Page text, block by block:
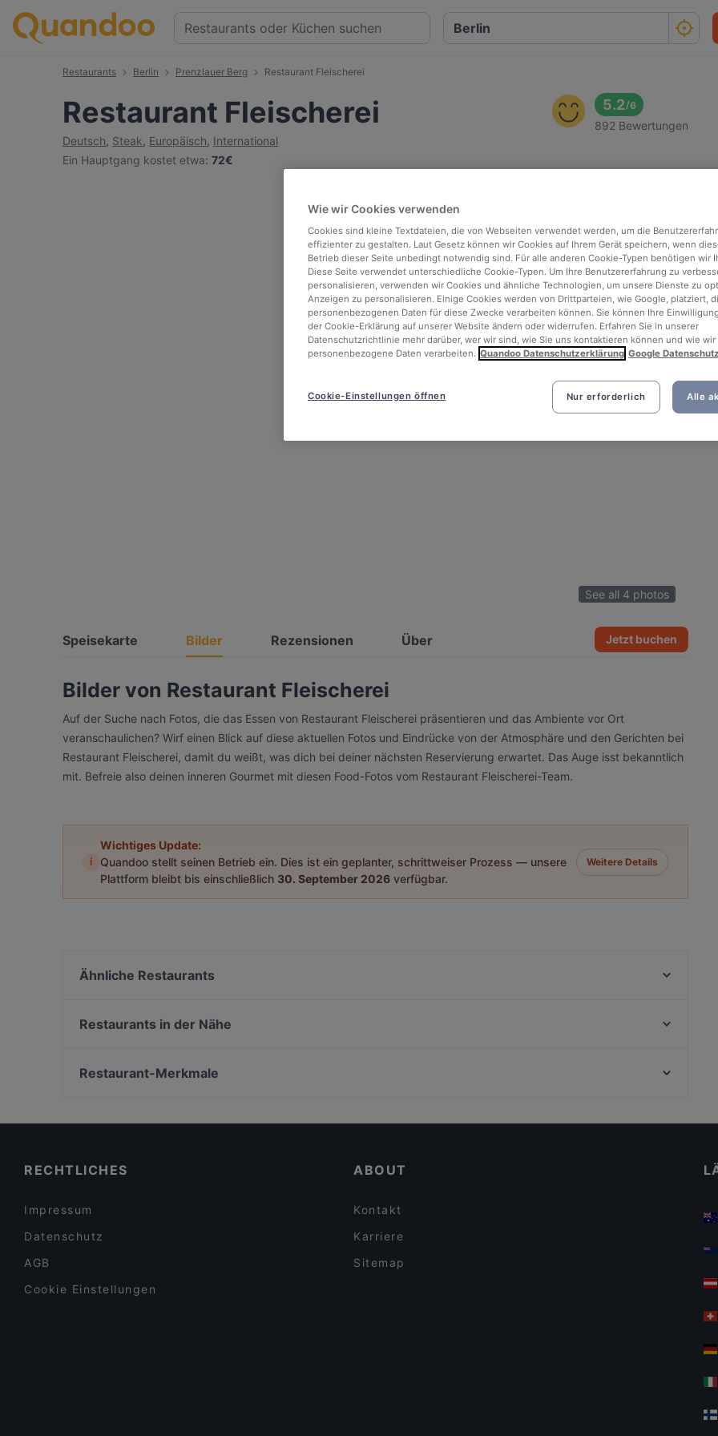
Restaurants Berlin Prenzlauer Berg Restaurant Fleischerei
Restaurant Fleischerei
Deutsch, Steak, Europäisch, International
Ein Hauptgang kostet etwa: 72€
5.2/6
892 Bewertungen
See all 4 photos
Speisekarte Bilder Rezensionen Über Jetzt buchen
Bilder von Restaurant Fleischerei
Auf der Suche nach Fotos, die das Essen von Restaurant Fleischerei präsentieren und das Ambiente vor Ort
veranschaulichen? Wirf einen Blick auf diese aktuellen Fotos und Eindrücke von der Atmosphäre und den Gerichten bei
Restaurant Fleischerei, damit du weißt, was dich bei deiner nächsten Reservierung erwartet. Das Auge isst bekanntlich
mit. Befreie also deinen inneren Gourmet mit diesen Food-Fotos vom Restaurant Fleischerei-Team.
i
Wichtiges Update:
Quandoo stellt seinen Betrieb ein. Dies ist ein geplanter, schrittweiser Prozess — unsere
Plattform bleibt bis einschließlich 30. September 2026 verfügbar.
Weitere Details
Ähnliche Restaurants
Berliner Marcus Bräu
Restaurants in der Nähe
Roji - Godai no Sekai
Restaurant-Merkmale
RECHTLICHES
Impressum
Datenschutz
AGB
Cookie Einstellungen
ABOUT
Kontakt
Karriere
Sitemap
Wie wir Cookies verwenden
Cookies sind kleine Textdateien, die von Webseiten verwendet werden, um die
effizienter zu gestalten. Laut Gesetz können wir Cookies auf Ihrem Gerät speichern, wenn
Betrieb dieser Seite unbedingt notwendig sind. Für alle anderen Cookie-Typen benötigen wir
Diese Seite verwendet unterschiedliche Cookie-Typen. Um Ihre Benutzererfahrung zu
personalisieren, verwenden wir Cookies und ähnliche Technologien, um unsere Dienste zu
Anzeigen zu personalisieren. Einige Cookies werden von Drittparteien, wie Google, platziert,
personenbezogenen Daten für diese Zwecke verarbeiten können. Sie können Ihre
der Cookie-Erklärung auf unserer Website ändern oder widerrufen. Erfahren Sie in unserer
Datenschutzrichtlinie mehr darüber, wer wir sind, wie Sie uns kontaktieren können und wie wir
personenbezogene Daten verarbeiten. Quandoo Datenschutzerklärung Google
Nur erforderlich Alle
Cookie-Einstellungen öffnen